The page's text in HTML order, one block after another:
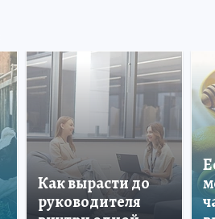
Как вырасти до
руководителя